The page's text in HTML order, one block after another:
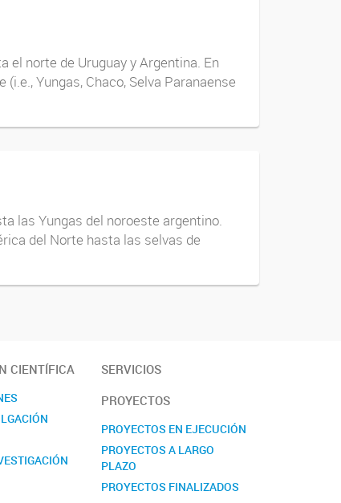
el norte de Uruguay y Argentina. En
Yungas, Chaco, Selva Paranaense
las Yungas del noroeste argentino.
del Norte hasta las selvas de
CIENTÍFICA
SERVICIOS
PROYECTOS
PROYECTOS EN EJECUCIÓN
PROYECTOS A LARGO
PLAZO
PROYECTOS FINALIZADOS